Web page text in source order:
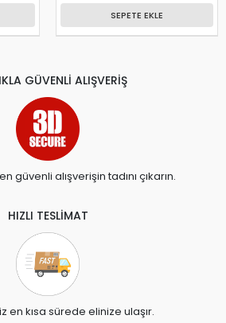
SEPETE EKLE
GÜVENLİ ALIŞVERİŞ
güvenli alışverişin tadını çıkarın.
HIZLI TESLİMAT
en kısa sürede elinize ulaşır.